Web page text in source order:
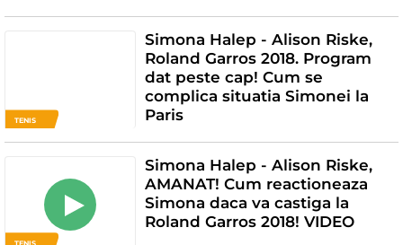
TENIS
Simona Halep - Alison Riske,
Roland Garros 2018. Program
dat peste cap! Cum se
complica situatia Simonei la
Paris
Simona Halep - Alison Riske,
AMANAT! Cum reactioneaza
Simona daca va castiga la
Roland Garros 2018! VIDEO